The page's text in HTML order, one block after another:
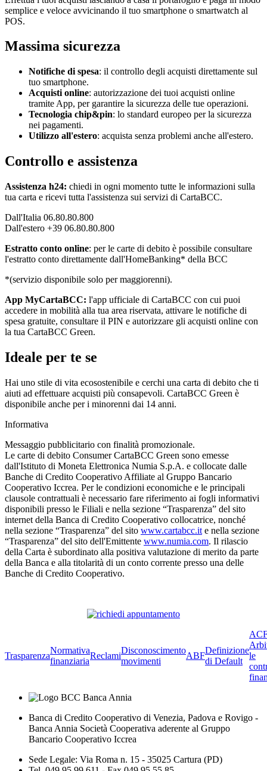
semplice e veloce avvicinando il tuo smartphone o smartwatch al
POS.
Massima sicurezza
Notifiche di spesa: il controllo degli acquisti direttamente sul
tuo smartphone.
Acquisti online: autorizzazione dei tuoi acquisti online
tramite App, per garantire la sicurezza delle tue operazioni.
Tecnologia chip&pin: lo standard europeo per la sicurezza
nei pagamenti.
Utilizzo all'estero: acquista senza problemi anche all'estero.
Controllo e assistenza
Assistenza h24: chiedi in ogni momento tutte le informazioni sulla
tua carta e ricevi tutta l'assistenza sui servizi di CartaBCC.
Dall'Italia 06.80.80.800
Dall'estero +39 06.80.80.800
Estratto conto online: per le carte di debito è possibile consultare
l'estratto conto direttamente dall'HomeBanking* della BCC
*(servizio disponibile solo per maggiorenni).
App MyCartaBCC: l'app ufficiale di CartaBCC con cui puoi
accedere in mobilità alla tua area riservata, attivare le notifiche di
spesa gratuite, consultare il PIN e autorizzare gli acquisti online con
la tua CartaBCC Green.
Ideale per te se
Hai uno stile di vita ecosostenibile e cerchi una carta di debito che ti
aiuti ad effettuare acquisti più consapevoli. CartaBCC Green è
disponibile anche per i minorenni dai 14 anni.
Informativa
Messaggio pubblicitario con finalità promozionale.
Le carte di debito Consumer CartaBCC Green sono emesse
dall'Istituto di Moneta Elettronica Numia S.p.A. e collocate dalle
Banche di Credito Cooperativo Affiliate al Gruppo Bancario
Cooperativo Iccrea. Per le condizioni economiche e le principali
clausole contrattuali è necessario fare riferimento ai fogli informativi
disponibili presso le Filiali e nella sezione “Trasparenza” del sito
internet della Banca di Credito Cooperativo collocatrice, nonché
nella sezione “Trasparenza” del sito www.cartabcc.it e nella sezione
“Trasparenza” del sito dell'Emittente www.numia.com. Il rilascio
della Carta è subordinato alla positiva valutazione di merito da parte
della Banca e alla titolarità di un conto corrente presso una delle
Banche di Credito Cooperativo.
Trasparenza
Normativa
finanziaria
Reclami
Disconoscimento
movimenti
ABF
Definizione
di Default
le
Banca di Credito Cooperativo di Venezia, Padova e Rovigo -
Banca Annia Società Cooperativa aderente al Gruppo
Bancario Cooperativo Iccrea
Sede Legale: Via Roma n. 15 - 35025 Cartura (PD)